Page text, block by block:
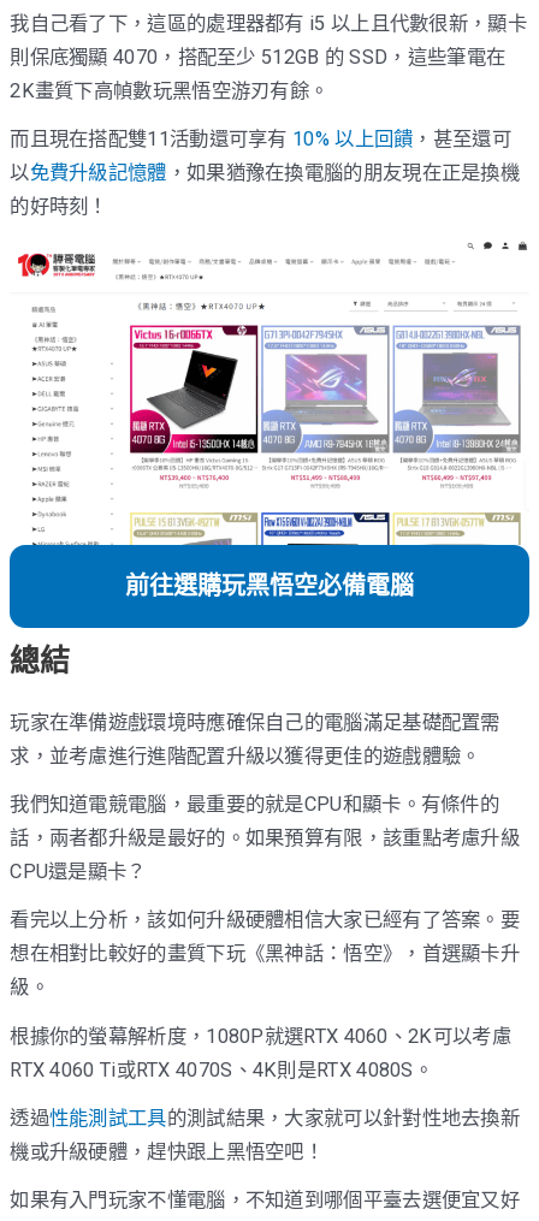
我自己看了下，這區的處理器都有 i5 以上且代數很新，顯卡
則保底獨顯 4070，搭配至少 512GB 的 SSD，這些筆電在
2K畫質下高幀數玩黑悟空游刃有餘。
而且現在搭配雙11活動還可享有 10% 以上回饋 ，甚至還可
以免費升級記憶體 ，如果猶豫在換電腦的朋友現在正是換機
的好時刻！
前往選購玩黑悟空必備電腦
總結
玩家在準備遊戲環境時應確保自己的電腦滿足基礎配置需
求，並考慮進行進階配置升級以獲得更佳的遊戲體驗。
我們知道電競電腦，最重要的就是CPU和顯卡。有條件的
話，兩者都升級是最好的。如果預算有限，該重點考慮升級
CPU還是顯卡？
看完以上分析，該如何升級硬體相信大家已經有了答案。要
想在相對比較好的畫質下玩《黑神話：悟空》，首選顯卡升
級。
根據你的螢幕解析度，1080P就選RTX 4060、2K可以考慮
RTX 4060 Ti或RTX 4070S、4K則是RTX 4080S。
透過性能測試工具的測試結果，大家就可以針對性地去換新
機或升級硬體，趕快跟上黑悟空吧！
如果有入門玩家不懂電腦，不知道到哪個平臺去選便宜又好